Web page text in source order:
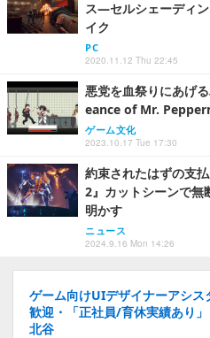
ス―セルシェーディ
イク
PC
2020.11.12 Thu 22:45
悪党を血祭りにあげ
eance of Mr.
ゲーム文化
2023.10.17 Tue 17:30
約束されたはずの支
2』カットシーンで無
明かす
ニュース
2024.9.16 Mon 14:26
ゲーム向けUIデザイナーアシ
歓迎・「正社員/育休実績あり
北谷